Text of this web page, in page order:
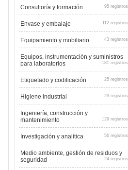
Consultoría y formación 95 registros
Envase y embalaje 112 registros
Equipamiento y mobiliario 43 registros
Equipos, instrumentación y suministros
para laboratorios
181 registros
Etiquetado y codificación 25 registros
Higiene industrial 29 registros
Ingeniería, construcción y
mantenimiento
129 registros
Investigación y analítica 56 registros
Medio ambiente, gestión de residuos y
seguridad
24 registros